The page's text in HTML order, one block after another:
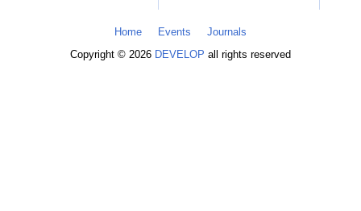
Home Events
Journals
Copyright © 2026 DEVELOP all rights reserved